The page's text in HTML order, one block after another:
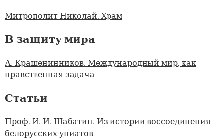
Митрополит Николай. Храм
В защиту мира
А. Крашенинников. Международный мир, как
нравственная задача
Статьи
Проф. И. И. Шабатин. Из истории воссоединения
белорусских униатов